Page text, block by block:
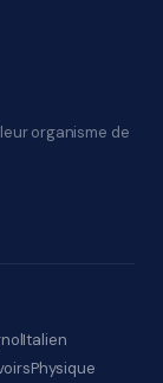
organisme de
Italien
Physique